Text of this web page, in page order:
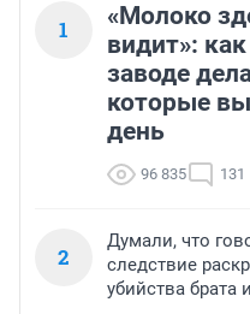
1
«Молоко
видит»:
заводе
которые
день
96 835 131
2
Думали, что
следствие
убийства